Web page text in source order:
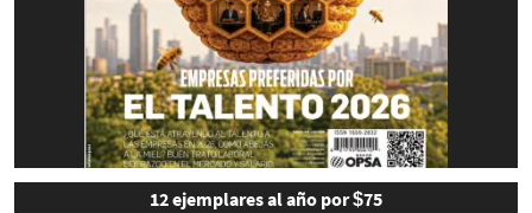
12 ejemplares al año por $75